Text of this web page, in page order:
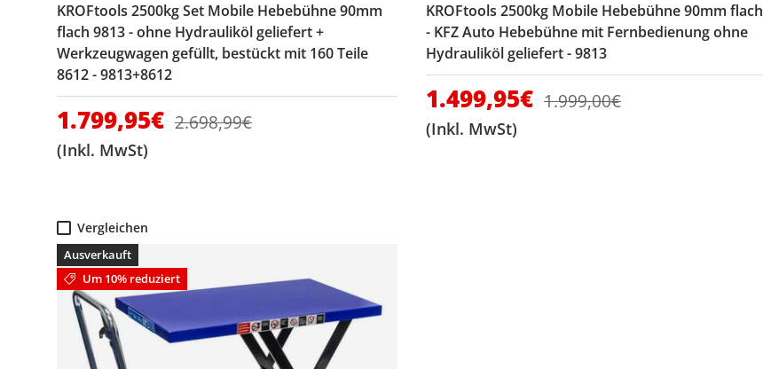
KROFtools 2500kg Set Mobile Hebebühne 90mm
flach 9813 - ohne Hydrauliköl geliefert +
Werkzeugwagen gefüllt, bestückt mit 160 Teile
8612 - 9813+8612
Verkaufspreis
1.799,95€ Normaler Preis
2.698,99€
(Inkl. MwSt)
KROFtools 2500kg Mobile Hebebühne 90mm flach
- KFZ Auto Hebebühne mit Fernbedienung ohne
Hydrauliköl geliefert - 9813
Verkaufspreis
1.499,95€ Normaler Preis
1.999,00€
(Inkl. MwSt)
Vergleichen
Ausverkauft
Um 10% reduziert